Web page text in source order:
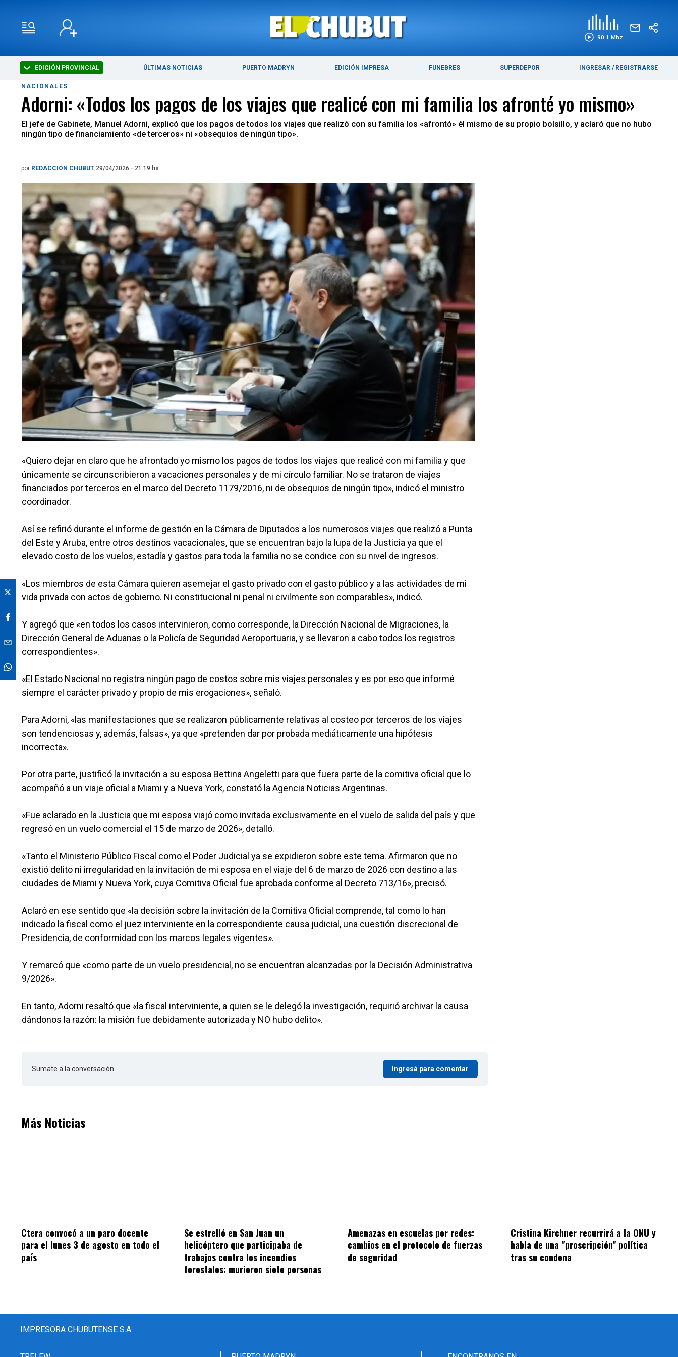
90.1 Mhz
EDICIÓN PROVINCIAL ÚLTIMAS NOTICIAS PUERTO MADRYN EDICIÓN IMPRESA FUNEBRES SUPERDEPOR INGRESAR / REGISTRARSE
ÚLTIMAS NOTICIAS PUERTO MADRYN
NACIONALES
Adorni: «Todos los pagos de los viajes que realicé con mi familia los afronté yo mismo»
El jefe de Gabinete, Manuel Adorni, explicó que los pagos de todos los viajes que realizó con su familia los «afrontó» él mismo de su propio bolsillo, y aclaró que no hubo
ningún tipo de financiamiento «de terceros» ni «obsequios de ningún tipo».
por REDACCIÓN CHUBUT 29/04/2026 - 21.19.hs
«Quiero dejar en claro que he afrontado yo mismo los pagos de todos los viajes que realicé con mi familia y que
únicamente se circunscribieron a vacaciones personales y de mi círculo familiar. No se trataron de viajes
financiados por terceros en el marco del Decreto 1179/2016, ni de obsequios de ningún tipo», indicó el ministro
coordinador.
Así se refirió durante el informe de gestión en la Cámara de Diputados a los numerosos viajes que realizó a Punta
del Este y Aruba, entre otros destinos vacacionales, que se encuentran bajo la lupa de la Justicia ya que el
elevado costo de los vuelos, estadía y gastos para toda la familia no se condice con su nivel de ingresos.
«Los miembros de esta Cámara quieren asemejar el gasto privado con el gasto público y a las actividades de mi
vida privada con actos de gobierno. Ni constitucional ni penal ni civilmente son comparables», indicó.
Y agregó que «en todos los casos intervinieron, como corresponde, la Dirección Nacional de Migraciones, la
Dirección General de Aduanas o la Policía de Seguridad Aeroportuaria, y se llevaron a cabo todos los registros
correspondientes».
«El Estado Nacional no registra ningún pago de costos sobre mis viajes personales y es por eso que informé
siempre el carácter privado y propio de mis erogaciones», señaló.
Para Adorni, «las manifestaciones que se realizaron públicamente relativas al costeo por terceros de los viajes
son tendenciosas y, además, falsas», ya que «pretenden dar por probada mediáticamente una hipótesis
incorrecta».
Por otra parte, justificó la invitación a su esposa Bettina Angeletti para que fuera parte de la comitiva oficial que lo
acompañó a un viaje oficial a Miami y a Nueva York, constató la Agencia Noticias Argentinas.
«Fue aclarado en la Justicia que mi esposa viajó como invitada exclusivamente en el vuelo de salida del país y que
regresó en un vuelo comercial el 15 de marzo de 2026», detalló.
«Tanto el Ministerio Público Fiscal como el Poder Judicial ya se expidieron sobre este tema. Afirmaron que no
existió delito ni irregularidad en la invitación de mi esposa en el viaje del 6 de marzo de 2026 con destino a las
ciudades de Miami y Nueva York, cuya Comitiva Oficial fue aprobada conforme al Decreto 713/16», precisó.
Aclaró en ese sentido que «la decisión sobre la invitación de la Comitiva Oficial comprende, tal como lo han
indicado la fiscal como el juez interviniente en la correspondiente causa judicial, una cuestión discrecional de
Presidencia, de conformidad con los marcos legales vigentes».
Y remarcó que «como parte de un vuelo presidencial, no se encuentran alcanzadas por la Decisión Administrativa
9/2026».
En tanto, Adorni resaltó que «la fiscal interviniente, a quien se le delegó la investigación, requirió archivar la causa
dándonos la razón: la misión fue debidamente autorizada y NO hubo delito».
Sumate a la conversación. Ingresá para comentar
Más Noticias
Ctera convocó a un paro docente
para el lunes 3 de agosto en todo el
país
Se estrelló en San Juan un
helicóptero que participaba de
trabajos contra los incendios
forestales: murieron siete personas
Amenazas en escuelas por redes:
cambios en el protocolo de fuerzas
de seguridad
Cristina Kirchner recurrirá a la ONU y
habla de una "proscripción" política
tras su condena
IMPRESORA CHUBUTENSE S.A